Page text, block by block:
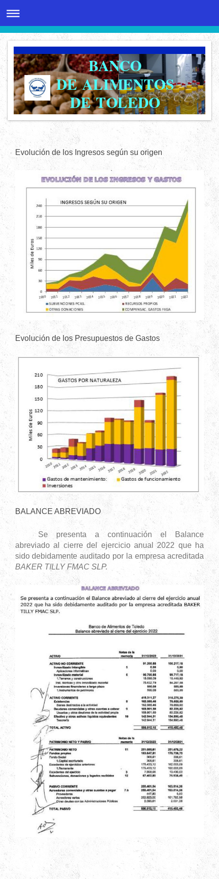
BANCO
DE ALIMENTOS
DE TOLEDO
Evolución de los Ingresos según su origen
Evolución de los Presupuestos de Gastos
BALANCE ABREVIADO
Se presenta a continuación el Balance
abreviado al cierre del ejercicio anual 2022 que ha
sido debidamente auditado por la empresa acreditada
BAKER TILLY FMAC SLP.